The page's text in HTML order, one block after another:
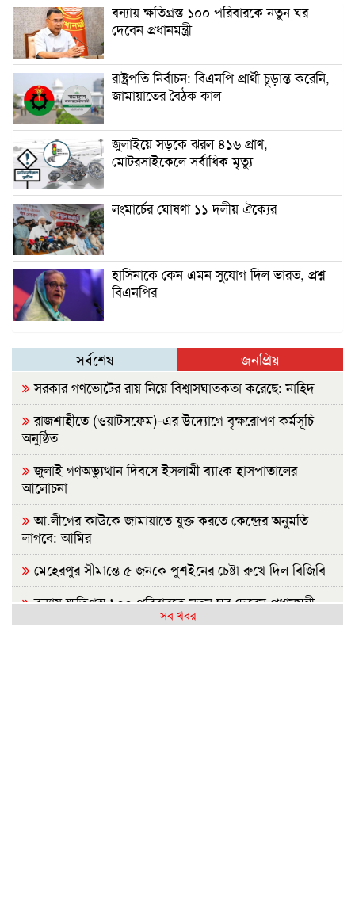
বন্যায় ক্ষতিগ্রস্ত ১০০ পরিবারকে নতুন ঘর
দেবেন প্রধানমন্ত্রী
রাষ্ট্রপতি নির্বাচন: বিএনপি প্রার্থী চূড়ান্ত করেনি,
জামায়াতের বৈঠক কাল
জুলাইয়ে সড়কে ঝরল ৪১৬ প্রাণ,
মোটরসাইকেলে সর্বাধিক মৃত্যু
লংমার্চের ঘোষণা ১১ দলীয় ঐক্যের
হাসিনাকে কেন এমন সুযোগ দিল ভারত, প্রশ্ন
বিএনপির
সর্বশেষ জনপ্রিয়
সরকার গণভোটের রায় নিয়ে বিশ্বাসঘাতকতা করেছে: নাহিদ
রাজশাহীতে (ওয়াটসফেম)-এর উদ্যোগে বৃক্ষরোপণ কর্মসূচি
অনুষ্ঠিত
জুলাই গণঅভ্যুত্থান দিবসে ইসলামী ব্যাংক হাসপাতালের
আলোচনা
আ.লীগের কাউকে জামায়াতে যুক্ত করতে কেন্দ্রের অনুমতি
লাগবে: আমির
মেহেরপুর সীমান্তে ৫ জনকে পুশইনের চেষ্টা রুখে দিল বিজিবি
বন্যায় ক্ষতিগ্রস্ত ১০০ পরিবারকে নতুন ঘর দেবেন প্রধানমন্ত্রী
সব খবর